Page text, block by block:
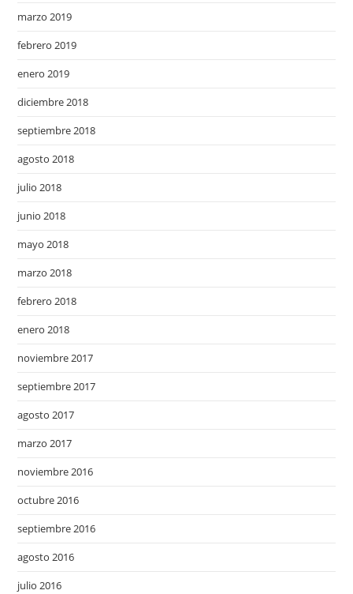
marzo 2019
febrero 2019
enero 2019
diciembre 2018
septiembre 2018
agosto 2018
julio 2018
junio 2018
mayo 2018
marzo 2018
febrero 2018
enero 2018
noviembre 2017
septiembre 2017
agosto 2017
marzo 2017
noviembre 2016
octubre 2016
septiembre 2016
agosto 2016
julio 2016